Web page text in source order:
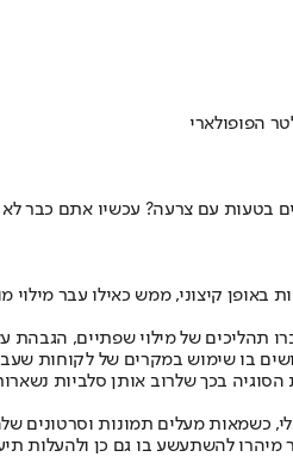
הפופולארי
בטעות עם צרעה? עכשיו אתם כבר
קיצוני, ממש כאילו עבר
בו שימוש במקרים של לקוחות
הסוגיה בכך שלרוב אותן סלביות
כשמאות מעלים תמונות וסרטונים
מיהרו להשתעשע בו גם כן ולהעלות